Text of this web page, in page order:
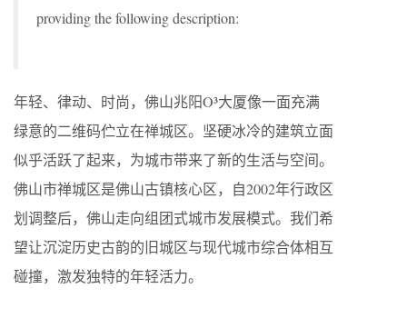
providing the following description:
年轻、律动、时尚，佛山兆阳O³大厦像一面充满
绿意的二维码伫立在禅城区。坚硬冰冷的建筑立面
似乎活跃了起来，为城市带来了新的生活与空间。
佛山市禅城区是佛山古镇核心区，自2002年行政区
划调整后，佛山走向组团式城市发展模式。我们希
望让沉淀历史古韵的旧城区与现代城市综合体相互
碰撞，激发独特的年轻活力。